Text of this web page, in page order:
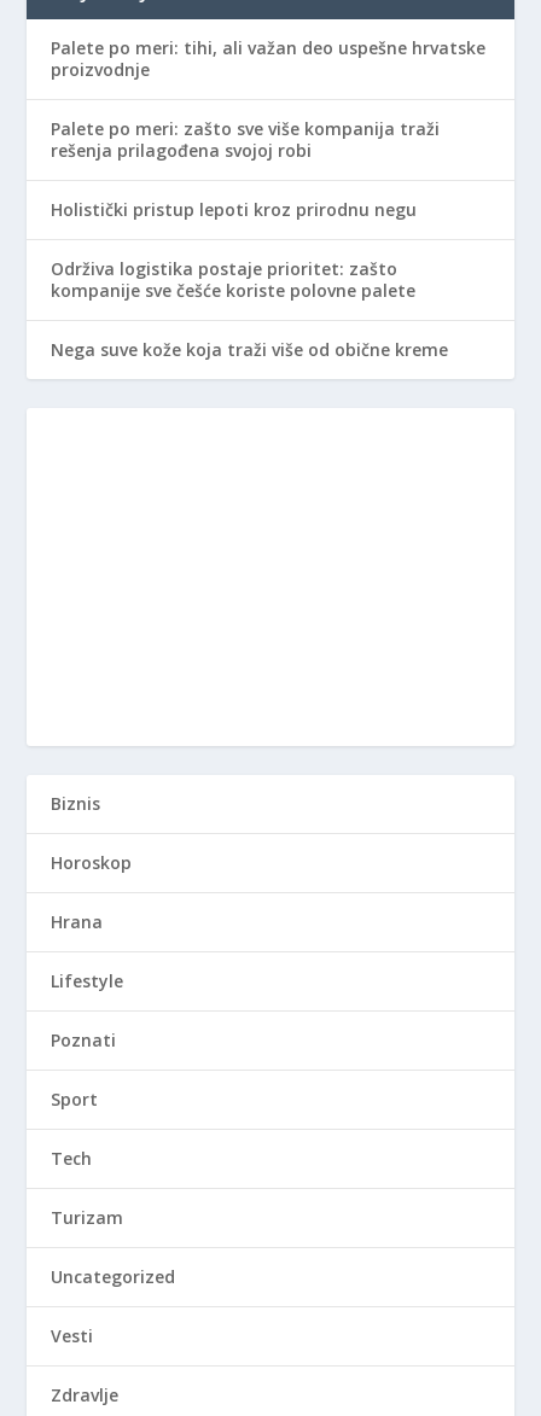
Palete po meri: tihi, ali važan deo uspešne hrvatske
proizvodnje
Palete po meri: zašto sve više kompanija traži
rešenja prilagođena svojoj robi
Holistički pristup lepoti kroz prirodnu negu
Održiva logistika postaje prioritet: zašto
kompanije sve češće koriste polovne palete
Nega suve kože koja traži više od obične kreme
Biznis
Horoskop
Hrana
Lifestyle
Poznati
Sport
Tech
Turizam
Uncategorized
Vesti
Zdravlje